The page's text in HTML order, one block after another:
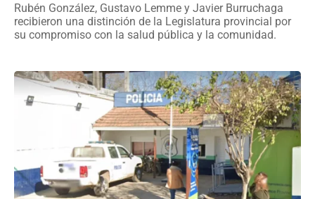
Rubén González, Gustavo Lemme y Javier Burruchaga
recibieron una distinción de la Legislatura provincial por
su compromiso con la salud pública y la comunidad.